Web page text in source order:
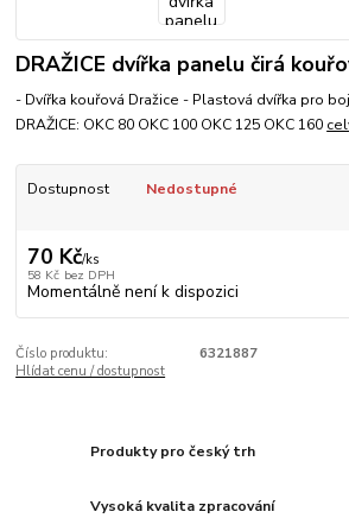
DRAŽICE dvířka panelu čirá
- Dvířka kouřová Dražice - Plastová dvířka pro
DRAŽICE: OKC 80 OKC 100 OKC 125 OKC 160
Dostupnost Nedostupné
70 Kč/ks
58 Kč bez DPH
Momentálně není k dispozici
Číslo produktu:
6321887
Hlídat cenu / dostupnost
Produkty pro český trh
Vysoká kvalita zpracování